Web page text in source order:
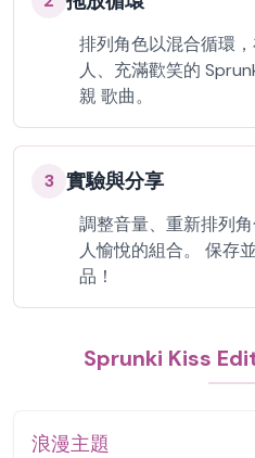
排列角色以混合循環
人、充滿歡笑的
親 歌曲。
3 實驗與分享
調整音量、重新排列
人愉悅的組合。 保存
品！
Sprunki Kiss
浪漫主題